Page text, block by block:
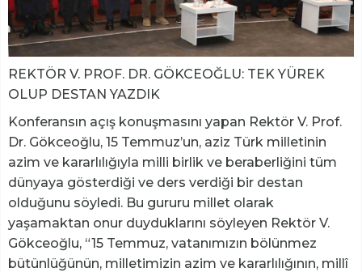
REKTÖR V. PROF. DR. GÖKCEOĞLU: TEK YÜREK
OLUP DESTAN YAZDIK
Konferansın açış konuşmasını yapan Rektör V. Prof.
Dr. Gökceoğlu, 15 Temmuz’un, aziz Türk milletinin
azim ve kararlılığıyla milli birlik ve beraberliğini tüm
dünyaya gösterdiği ve ders verdiği bir destan
olduğunu söyledi. Bu gururu millet olarak
yaşamaktan onur duyduklarını söyleyen Rektör V.
Gökceoğlu, “15 Temmuz, vatanımızın bölünmez
bütünlüğünün, milletimizin azim ve kararlılığının, millî